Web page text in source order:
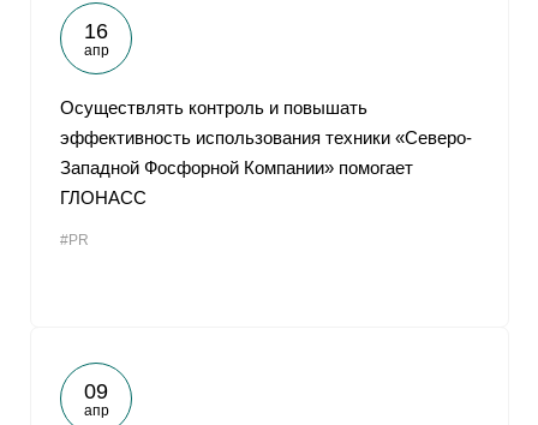
16
апр
Осуществлять контроль и повышать
эффективность использования техники «Северо-
Западной Фосфорной Компании» помогает
ГЛОНАСС
#PR
09
апр